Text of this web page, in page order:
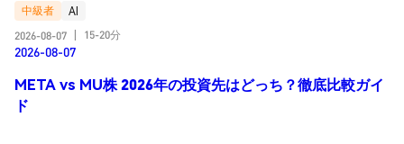
中級者
AI
2026-08-07
15-20分
2026-08-07
META vs MU株 2026年の投資先はどっち？徹底比較ガイ
ド